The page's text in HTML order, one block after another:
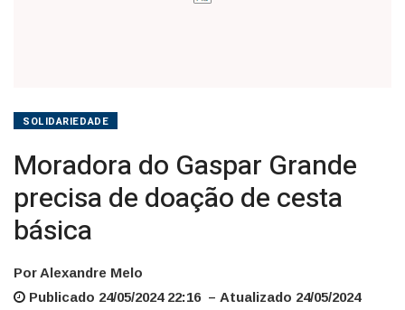
SOLIDARIEDADE
Moradora do Gaspar Grande
precisa de doação de cesta
básica
Por Alexandre Melo
Publicado 24/05/2024 22:16 – Atualizado 24/05/2024